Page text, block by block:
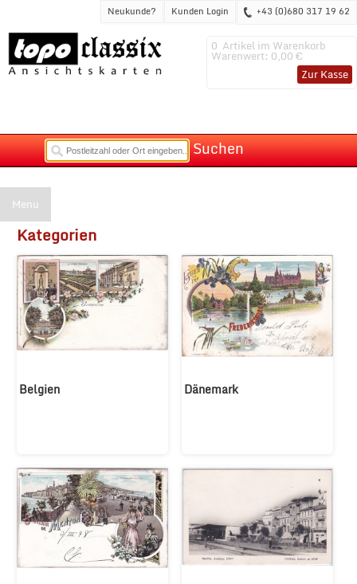
+43 (0)680 317 19 62
Kunden Login
Neukunde?
0 Artikel im Warenkorb
Warenwert: 0,00 €
Zur Kasse
Suchen
Menu
Kategorien
Belgien Dänemark